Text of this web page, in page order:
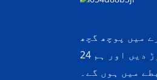
میں پوچھ گچھ
کے لئے، براہ کرم ہمیں اپنا ای میل چھوڑ دیں اور ہم 24
میں ہوں گے۔